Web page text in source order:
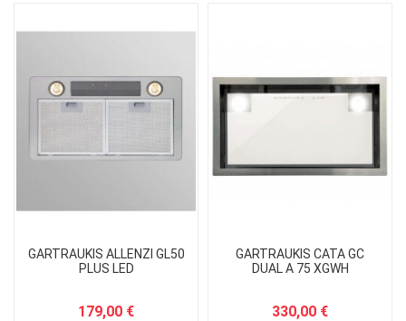
GARTRAUKIS ALLENZI GL50
PLUS LED
179,00 €
GARTRAUKIS CATA GC
DUAL A 75 XGWH
330,00 €